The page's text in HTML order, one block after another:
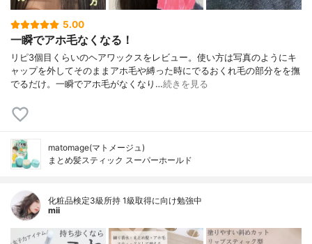
5.00
一瞬でアホ毛なくなる！
リピ3個目くらいのヘアワックスをレビュー。使い方は写真のようにキ
ャップを外してそのままアホ毛や縛った時にでるおくれ毛の部分をを撫
でるだけ。一瞬でアホ毛がなくなり…続きを見る
matomage(マトメージュ)
まとめ髪スティック スーパーホールド
化粧品検定3級所持 1級取得に向け勉強中
mii